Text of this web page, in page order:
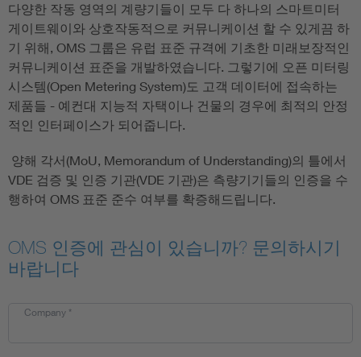
다양한 작동 영역의 계량기들이 모두 다 하나의 스마트미터
게이트웨이와 상호작동적으로 커뮤니케이션 할 수 있게끔 하
기 위해, OMS 그룹은 유럽 표준 규격에 기초한 미래보장적인
커뮤니케이션 표준을 개발하였습니다. 그렇기에 오픈 미터링
시스템(Open Metering System)도 고객 데이터에 접속하는
제품들 - 예컨대 지능적 자택이나 건물의 경우에 최적의 안정
적인 인터페이스가 되어줍니다.
양해 각서(MoU, Memorandum of Understanding)의 틀에서
VDE 검증 및 인증 기관(VDE 기관)은 측량기기들의 인증을 수
행하여 OMS 표준 준수 여부를 확증해드립니다.
OMS 인증에 관심이 있습니까? 문의하시기
바랍니다
Company *